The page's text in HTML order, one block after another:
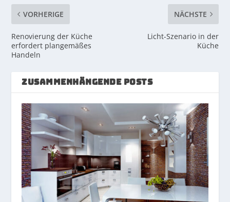
VORHERIGE
Renovierung der Küche
erfordert plangemäßes
Handeln
NÄCHSTE
Licht-Szenario in der
Küche
ZUSAMMENHÄNGENDE POSTS